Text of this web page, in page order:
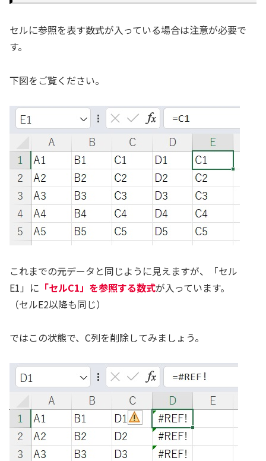
セルに参照を表す数式が入っている場合は注意が必要で
す。
下図をご覧ください。
これまでの元データと同じように見えますが、「セル
E1」に 「セルC1」を参照する数式が入っています。
（セルE2以降も同じ）
ではこの状態で、C列を削除してみましょう。